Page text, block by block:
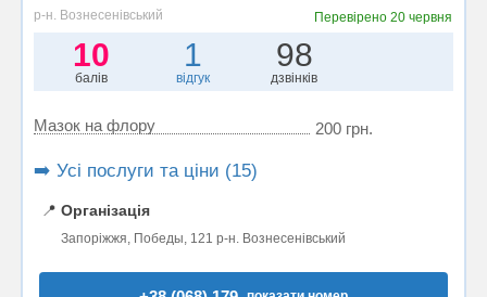
р-н. Вознесенівський Перевірено20 червня
10
балів
1
відгук
98
дзвінків
Мазок на флору 200 грн.
➡️ Усі послуги та ціни (15)
📍 Організація
Запоріжжя, Победы, 121 р-н. Вознесенівський